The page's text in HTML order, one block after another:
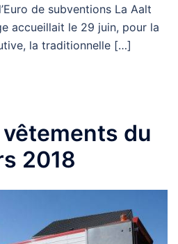
de subventions La Aalt
accueillait le 29 juin, pour la
la traditionnelle […]
du
2018